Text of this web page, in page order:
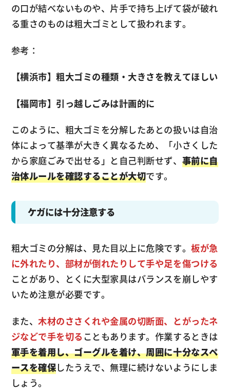
の口が結べないものや、片手で持ち上げて袋が破れ
る重さのものは粗大ゴミとして扱われます。
参考：
【横浜市】粗大ゴミの種類・大きさを教えてほしい
【福岡市】引っ越しごみは計画的に
このように、粗大ゴミを分解したあとの扱いは自治
体によって基準が大きく異なるため、「小さくした
から家庭ごみで出せる」と自己判断せず、 事前に自
治体ルールを確認することが大切です。
ケガには十分注意する
粗大ゴミの分解は、見た目以上に危険です。板が急
に外れたり、部材が倒れたりして手や足を傷つける
ことがあり、とくに大型家具はバランスを崩しやす
いため注意が必要です。
また、木材のささくれや金属の切断面、とがったネ
ジなどで手を切る こともあります。作業するときは
軍手を着用し、ゴーグルを着け、周囲に十分なスペ
ースを確保したうえで、無理に続けないようにしま
しょう。